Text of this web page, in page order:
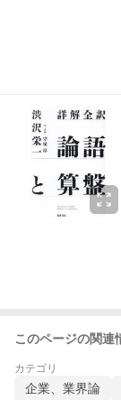
このページの関連
カテゴリ
企業、業界論